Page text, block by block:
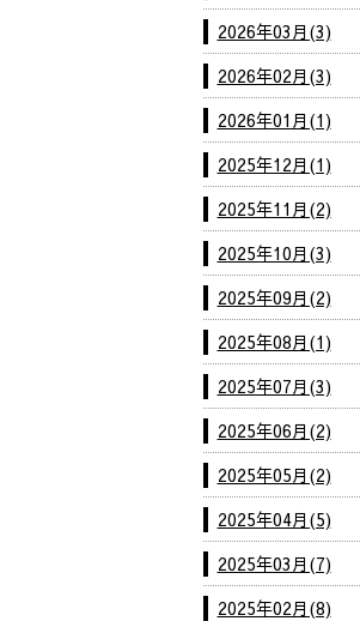
2026年03月(3)
2026年02月(3)
2026年01月(1)
2025年12月(1)
2025年11月(2)
2025年10月(3)
2025年09月(2)
2025年08月(1)
2025年07月(3)
2025年06月(2)
2025年05月(2)
2025年04月(5)
2025年03月(7)
2025年02月(8)